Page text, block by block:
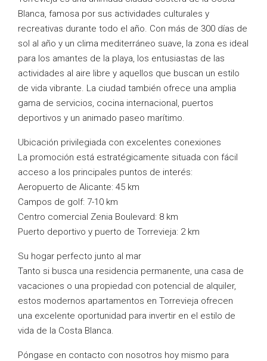
Blanca, famosa por sus actividades culturales y
recreativas durante todo el año. Con más de 300 días de
sol al año y un clima mediterráneo suave, la zona es ideal
para los amantes de la playa, los entusiastas de las
actividades al aire libre y aquellos que buscan un estilo
de vida vibrante. La ciudad también ofrece una amplia
gama de servicios, cocina internacional, puertos
deportivos y un animado paseo marítimo.
Ubicación privilegiada con excelentes conexiones
La promoción está estratégicamente situada con fácil
acceso a los principales puntos de interés:
Aeropuerto de Alicante: 45 km
Campos de golf: 7-10 km
Centro comercial Zenia Boulevard: 8 km
Puerto deportivo y puerto de Torrevieja: 2 km
Su hogar perfecto junto al mar
Tanto si busca una residencia permanente, una casa de
vacaciones o una propiedad con potencial de alquiler,
estos modernos apartamentos en Torrevieja ofrecen
una excelente oportunidad para invertir en el estilo de
vida de la Costa Blanca.
Póngase en contacto con nosotros hoy mismo para